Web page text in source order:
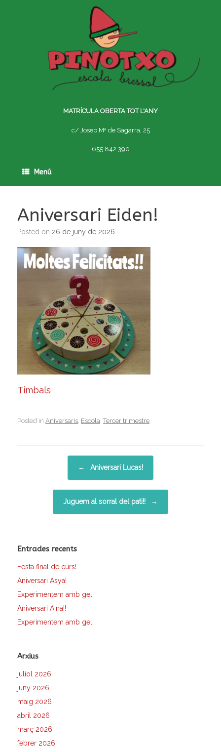
MATRÍCULA OBERTA TOT L'ANY
c/ Josep Mª de Sagarra, 25
655 842 390
Menú
Aniversari Eiden!
Posted on 26 de juny de 2026
Timbals
Posted in Aniversaris Escola ,Tercer trimestre
← Aniversari Lucas!
Juguem al sorral del pati!! →
Entrades recents
Festa final de curs!
Aniversari Asya!
Experimentem amb gel!
Aniversari Aina!!
Experimentem amb gel!
Arxius
juliol 2026
juny 2026
maig 2026
abril 2026
març 2026
febrer 2026